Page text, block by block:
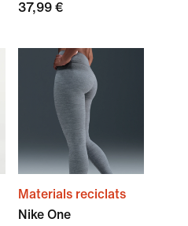
37,99 €
Materials reciclats
Nike One